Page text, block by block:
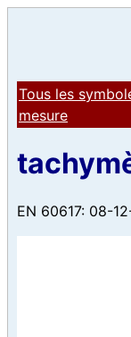
Tous les
mesure
EN 60617: 08-